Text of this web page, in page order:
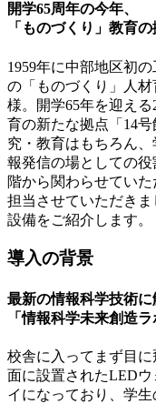
開学65周年の今年、
「ものづくり」教育
1959年に中部地区初
の「ものづくり」人
様。開学65年を迎え
育の新たな拠点「14
究・教育はもちろん
報発信の場としての
階から関わらせてい
担当させていただき
設備をご紹介します。
導入の背景
最新の情報科学技術に
「情報科学未来創造ラ
校舎に入ってまず目
面に設置されたLED
イになっており、学